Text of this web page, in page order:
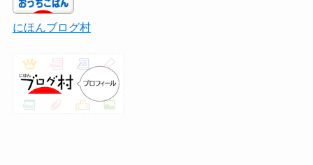
にほんブログ村